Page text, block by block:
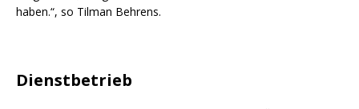
haben.“, so Tilman Behrens.
Dienstbetrieb